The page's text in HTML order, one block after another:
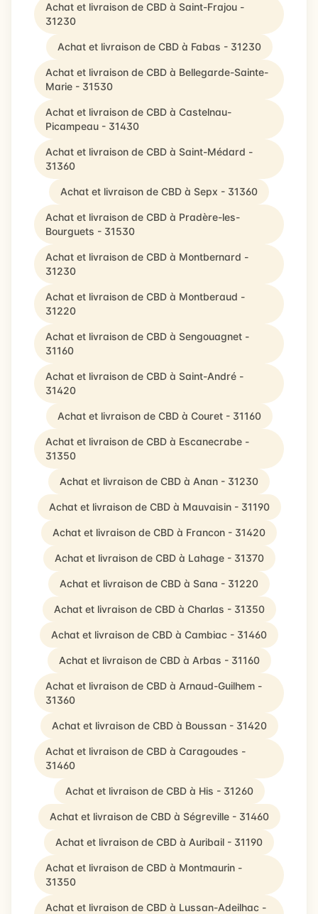
Achat et livraison de CBD à Saint-Frajou -
31230
Achat et livraison de CBD à Fabas - 31230
Achat et livraison de CBD à Bellegarde-Sainte-
Marie - 31530
Achat et livraison de CBD à Castelnau-
Picampeau - 31430
Achat et livraison de CBD à Saint-Médard -
31360
Achat et livraison de CBD à Sepx - 31360
Achat et livraison de CBD à Pradère-les-
Bourguets - 31530
Achat et livraison de CBD à Montbernard -
31230
Achat et livraison de CBD à Montberaud -
31220
Achat et livraison de CBD à Sengouagnet -
31160
Achat et livraison de CBD à Saint-André -
31420
Achat et livraison de CBD à Couret - 31160
Achat et livraison de CBD à Escanecrabe -
31350
Achat et livraison de CBD à Anan - 31230
Achat et livraison de CBD à Mauvaisin - 31190
Achat et livraison de CBD à Francon - 31420
Achat et livraison de CBD à Lahage - 31370
Achat et livraison de CBD à Sana - 31220
Achat et livraison de CBD à Charlas - 31350
Achat et livraison de CBD à Cambiac - 31460
Achat et livraison de CBD à Arbas - 31160
Achat et livraison de CBD à Arnaud-Guilhem -
31360
Achat et livraison de CBD à Boussan - 31420
Achat et livraison de CBD à Caragoudes -
31460
Achat et livraison de CBD à His - 31260
Achat et livraison de CBD à Ségreville - 31460
Achat et livraison de CBD à Auribail - 31190
Achat et livraison de CBD à Montmaurin -
31350
Achat et livraison de CBD à Lussan-Adeilhac -